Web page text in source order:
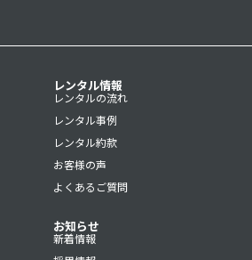
レンタル情報
レンタルの流れ
レンタル事例
レンタル約款
お客様の声
よくあるご質問
お知らせ
新着情報